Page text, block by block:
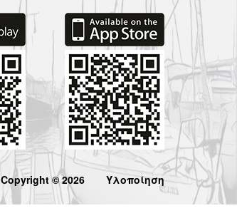
Copyright © 2026 Υλοποίηση